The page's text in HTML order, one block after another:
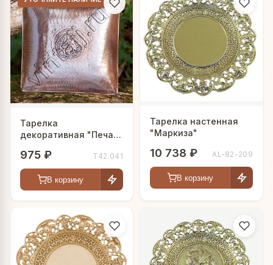
Тарелка
декоративная "Печать
975 ₽ Т42.041
В корзину
Тарелка настенная
"Маркиза"
10 738 ₽ AL-82-209
В корзину